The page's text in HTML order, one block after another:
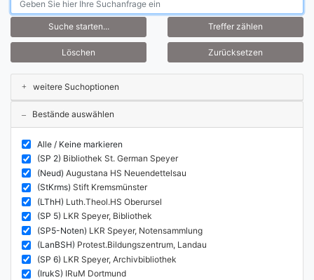
weitere Suchoptionen
Bestände auswählen
Alle / Keine markieren
(SP 2) Bibliothek St. German Speyer
(Neud) Augustana HS Neuendettelsau
(StKrms) Stift Kremsmünster
(LThH) Luth.Theol.HS Oberursel
(SP 5) LKR Speyer, Bibliothek
(SP5-Noten) LKR Speyer, Notensammlung
(LanBSH) Protest.Bildungszentrum, Landau
(SP 6) LKR Speyer, Archivbibliothek
(IrukS) IRuM Dortmund